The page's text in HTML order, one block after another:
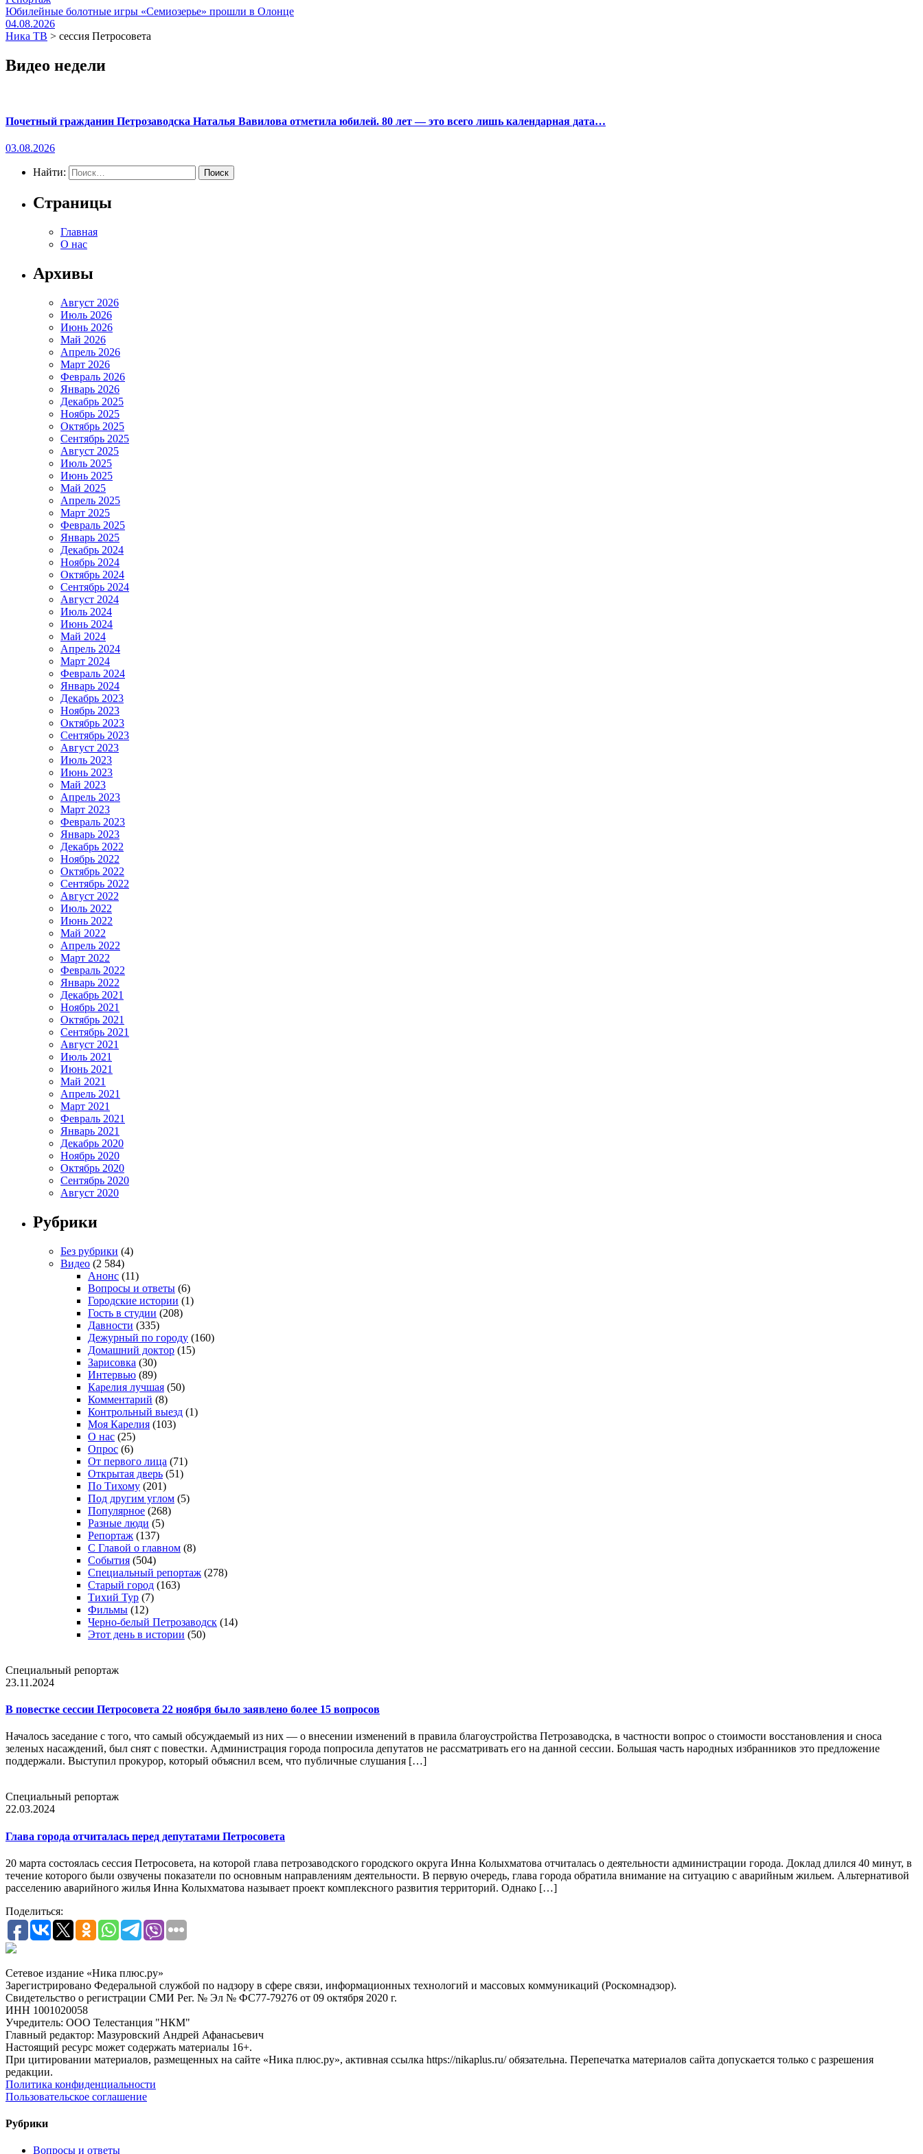
Юбилейные болотные игры «Семиозерье» прошли в Олонце
04.08.2026
Ника ТВ > сессия Петросовета
Видео недели
Почетный гражданин Петрозаводска Наталья Вавилова отметила юбилей. 80 лет — это всего лишь календарная дата…
03.08.2026
Найти:
Страницы
Главная
О нас
Архивы
Август 2026
Июль 2026
Июнь 2026
Май 2026
Апрель 2026
Март 2026
Февраль 2026
Январь 2026
Декабрь 2025
Ноябрь 2025
Октябрь 2025
Сентябрь 2025
Август 2025
Июль 2025
Июнь 2025
Май 2025
Апрель 2025
Март 2025
Февраль 2025
Январь 2025
Декабрь 2024
Ноябрь 2024
Октябрь 2024
Сентябрь 2024
Август 2024
Июль 2024
Июнь 2024
Май 2024
Апрель 2024
Март 2024
Февраль 2024
Январь 2024
Декабрь 2023
Ноябрь 2023
Октябрь 2023
Сентябрь 2023
Август 2023
Июль 2023
Июнь 2023
Май 2023
Апрель 2023
Март 2023
Февраль 2023
Январь 2023
Декабрь 2022
Ноябрь 2022
Октябрь 2022
Сентябрь 2022
Август 2022
Июль 2022
Июнь 2022
Май 2022
Апрель 2022
Март 2022
Февраль 2022
Январь 2022
Декабрь 2021
Ноябрь 2021
Октябрь 2021
Сентябрь 2021
Август 2021
Июль 2021
Июнь 2021
Май 2021
Апрель 2021
Март 2021
Февраль 2021
Январь 2021
Декабрь 2020
Ноябрь 2020
Октябрь 2020
Сентябрь 2020
Август 2020
Рубрики
Без рубрики (4)
Видео (2 584)
Анонс (11)
Вопросы и ответы (6)
Городские истории (1)
Гость в студии (208)
Давности (335)
Дежурный по городу (160)
Домашний доктор (15)
Зарисовка (30)
Интервью (89)
Карелия лучшая (50)
Комментарий (8)
Контрольный выезд (1)
Моя Карелия (103)
О нас (25)
Опрос (6)
От первого лица (71)
Открытая дверь (51)
По Тихому (201)
Под другим углом (5)
Популярное (268)
Разные люди (5)
Репортаж (137)
С Главой о главном (8)
События (504)
Специальный репортаж (278)
Старый город (163)
Тихий Тур (7)
Фильмы (12)
Черно-белый Петрозаводск (14)
Этот день в истории (50)
Специальный репортаж
23.11.2024
В повестке сессии Петросовета 22 ноября было заявлено более 15 вопросов
Началось заседание с того, что самый обсуждаемый из них — о внесении изменений в правила благоустройства Петрозаводска, в частности вопрос о стоимости восстановления и сноса
зеленых насаждений, был снят с повестки. Администрация города попросила депутатов не рассматривать его на данной сессии. Большая часть народных избранников это предложение
поддержали. Выступил прокурор, который объяснил всем, что публичные слушания […]
Специальный репортаж
22.03.2024
Глава города отчиталась перед депутатами Петросовета
20 марта состоялась сессия Петросовета, на которой глава петрозаводского городского округа Инна Колыхматова отчиталась о деятельности администрации города. Доклад длился 40 минут, в
течение которого были озвучены показатели по основным направлениям деятельности. В первую очередь, глава города обратила внимание на ситуацию с аварийным жильем. Альтернативой
расселению аварийного жилья Инна Колыхматова называет проект комплексного развития территорий. Однако […]
Поделиться:
Сетевое издание «Ника плюс.ру»
Зарегистрировано Федеральной службой по надзору в сфере связи, информационных технологий и массовых коммуникаций (Роскомнадзор).
Свидетельство о регистрации СМИ Рег. № Эл № ФС77-79276 от 09 октября 2020 г.
ИНН 1001020058
Учредитель: ООО Телестанция "НКМ"
Главный редактор: Мазуровский Андрей Афанасьевич
Настоящий ресурс может содержать материалы 16+.
При цитировании материалов, размещенных на сайте «Ника плюс.ру», активная ссылка https://nikaplus.ru/ обязательна. Перепечатка материалов сайта допускается только с разрешения
редакции.
Политика конфиденциальности
Пользовательское соглашение
Рубрики
Вопросы и ответы